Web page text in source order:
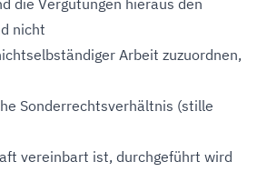
die Vergütungen hieraus den
nicht
Arbeit zuzuordnen,
Sonderrechtsverhältnis (stille
vereinbart ist, durchgeführt wird